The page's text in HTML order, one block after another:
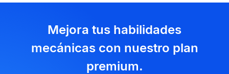
Mejora tus habilidades
mecánicas con nuestro plan
premium.